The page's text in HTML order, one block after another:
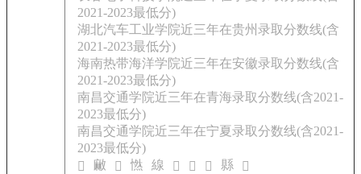
2021-2023最低分)
湖北汽车工业学院近三年在贵州录取分数线(含
2021-2023最低分)
海南热带海洋学院近三年在安徽录取分数线(含
2021-2023最低分)
南昌交通学院近三年在青海录取分数线(含2021-
2023最低分)
南昌交通学院近三年在宁夏录取分数线(含2021-
2023最低分)
𢊰
䵇 𥻇 㦓 線 𦂷 𨍒 𩃝 縣 𨵬